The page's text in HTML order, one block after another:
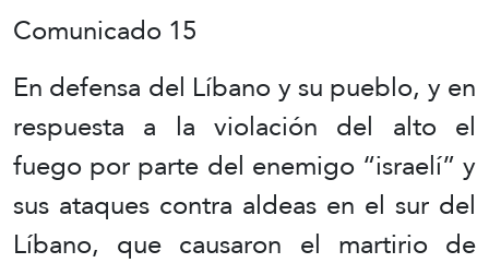
Comunicado 15
En defensa del Líbano y su pueblo, y en
respuesta a la violación del alto el
fuego por parte del enemigo “israelí” y
sus ataques contra aldeas en el sur del
Líbano, que causaron el martirio de